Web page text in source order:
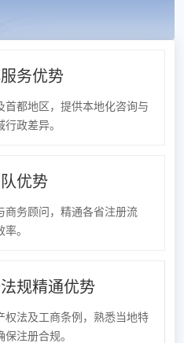
务优势
首都地区，提供本地化咨询与
政差异。
优势
商务顾问，精通各省注册流
。
规精通优势
权法及工商条例，熟悉当地特
注册合规。